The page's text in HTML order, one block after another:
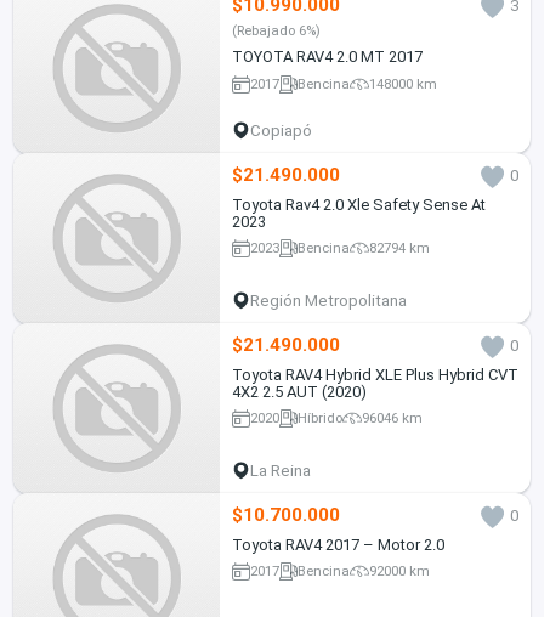
$10.990.000 3
(Rebajado 6%)
TOYOTA RAV4 2.0 MT 2017
2017 Bencina 148000 km
Copiapó
$21.490.000
0
Toyota Rav4 2.0 Xle Safety Sense At
2023
2023 Bencina 82794 km
Región Metropolitana
$21.490.000
0
Toyota RAV4 Hybrid XLE Plus Hybrid CVT
4X2 2.5 AUT (2020)
2020 Híbrido 96046 km
La Reina
$10.700.000
0
Toyota RAV4 2017 – Motor 2.0
2017 Bencina 92000 km